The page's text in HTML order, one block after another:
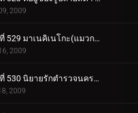
2009
ตอนที่ 529 มาเนคิเนโกะ(แมวกวัก) จากขวาไปซ้าย
2009
ตอนที่ 530 นิยายรักตำรวจนครบาล ภาค 8 แหวนของซาโต้ (ตอนพิเศษ 1)
2009